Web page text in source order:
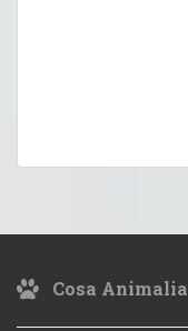
Cosa Animalia